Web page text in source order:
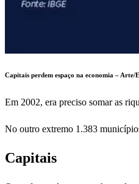
Capitais perdem espaço na economia – Arte/
Em 2002, era preciso somar as
No outro extremo 1.383
Capitais